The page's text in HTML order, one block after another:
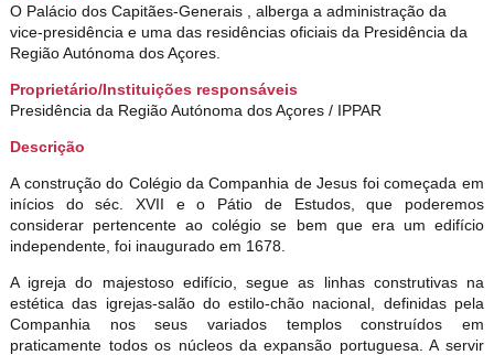
O Palácio dos Capitães-Generais , alberga a administração da
vice-presidência e uma das residências oficiais da Presidência da
Região Autónoma dos Açores.
Proprietário/Instituições responsáveis
Presidência da Região Autónoma dos Açores / IPPAR
Descrição
A construção do Colégio da Companhia de Jesus foi começada em
inícios do séc. XVII e o Pátio de Estudos, que poderemos
considerar pertencente ao colégio se bem que era um edifício
independente, foi inaugurado em 1678.
A igreja do majestoso edifício, segue as linhas construtivas na
estética das igrejas-salão do estilo-chão nacional, definidas pela
Companhia nos seus variados templos construídos em
praticamente todos os núcleos da expansão portuguesa. A servir